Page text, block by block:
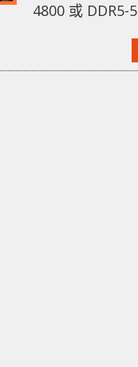
4800 或 DDR5-
Vengeance
合追求更高效能的用家。 最高